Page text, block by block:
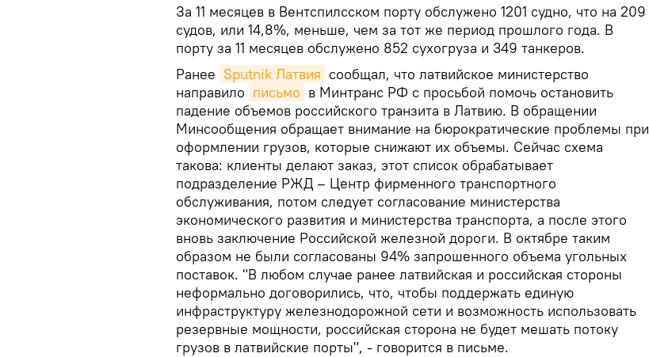
За 11 месяцев в Вентспилсском порту обслужено 1201 судно, что на 209
судов, или 14,8%, меньше, чем за тот же период прошлого года. В
порту за 11 месяцев обслужено 852 сухогруза и 349 танкеров.
Ранее Sputnik Латвия сообщал, что латвийское министерство
направило письмо в Минтранс РФ с просьбой помочь остановить
падение объемов российского транзита в Латвию. В обращении
Минсообщения обращает внимание на бюрократические проблемы при
оформлении грузов, которые снижают их объемы. Сейчас схема
такова: клиенты делают заказ, этот список обрабатывает
подразделение РЖД – Центр фирменного транспортного
обслуживания, потом следует согласование министерства
экономического развития и министерства транспорта, а после этого
вновь заключение Российской железной дороги. В октябре таким
образом не были согласованы 94% запрошенного объема угольных
поставок. "В любом случае ранее латвийская и российская стороны
неформально договорились, что, чтобы поддержать единую
инфраструктуру железнодорожной сети и возможность использовать
резервные мощности, российская сторона не будет мешать потоку
грузов в латвийские порты", - говорится в письме.